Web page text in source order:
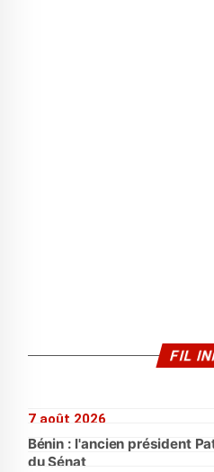
FIL
7 août 2026
Bénin : l'ancien président
du Sénat